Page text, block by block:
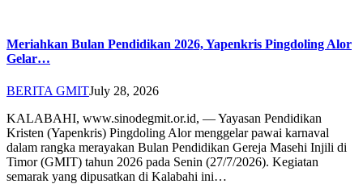
Meriahkan Bulan Pendidikan 2026, Yapenkris Pingdoling Alor
Gelar…
BERITA GMITJuly 28, 2026
KALABAHI, www.sinodegmit.or.id, — Yayasan Pendidikan
Kristen (Yapenkris) Pingdoling Alor menggelar pawai karnaval
dalam rangka merayakan Bulan Pendidikan Gereja Masehi Injili di
Timor (GMIT) tahun 2026 pada Senin (27/7/2026). Kegiatan
semarak yang dipusatkan di Kalabahi ini…